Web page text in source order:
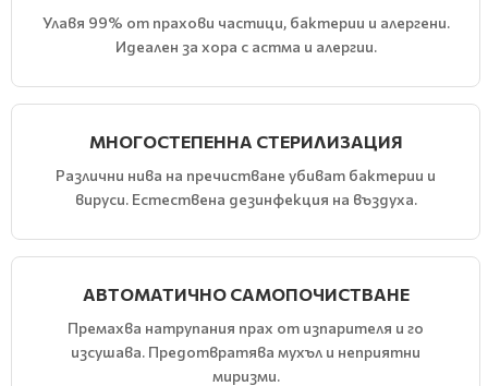
Улавя 99% от прахови частици, бактерии и алергени.
Идеален за хора с астма и алергии.
МНОГОСТЕПЕННА СТЕРИЛИЗАЦИЯ
Различни нива на пречистване убиват бактерии и
вируси. Естествена дезинфекция на въздуха.
АВТОМАТИЧНО САМОПОЧИСТВАНЕ
Премахва натрупания прах от изпарителя и го
изсушава. Предотвратява мухъл и неприятни
миризми.